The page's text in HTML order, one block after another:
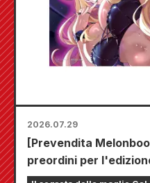
2026.07.29
[Prevendita
preordini per
speciale tappetino da